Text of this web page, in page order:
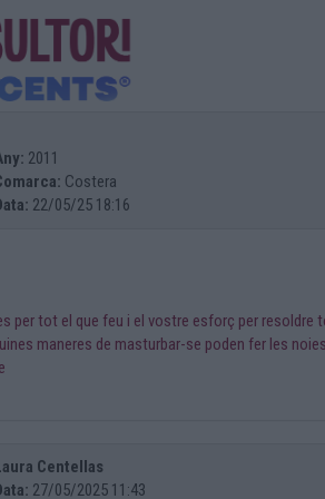
2011
Costera
22/05/25 18:16
per tot el que feu i el vostre esforç per resoldre
maneres de masturbar-se poden fer les
Centellas
27/05/2025 11:43